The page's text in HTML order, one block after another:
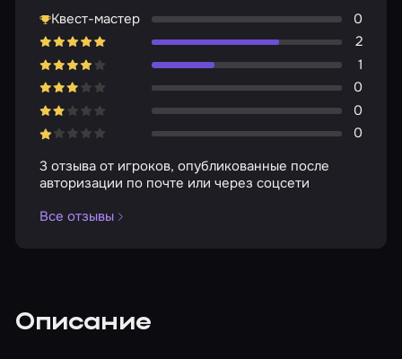
Квест-мастер
0
2
1
0
0
0
3 отзыва от игроков, опубликованные после
авторизации по почте или через соцсети
Все отзывы
Описание